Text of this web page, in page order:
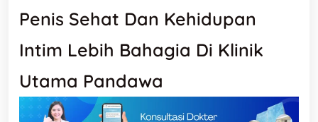
Penis Sehat Dan Kehidupan
Intim Lebih Bahagia Di Klinik
Utama Pandawa